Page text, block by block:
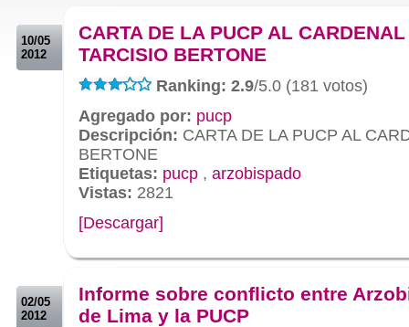
10/05
2012
CARTA DE LA PUCP AL CARDENAL
TARCISIO BERTONE
Ranking: 2.9/5.0 (181 votos)
Agregado por: pucp
Descripción: CARTA DE LA PUCP AL
BERTONE
Etiquetas: pucp , arzobispado
Vistas: 2821
[Descargar]
02/05
2012
Informe sobre conflicto entre
de Lima y la PUCP